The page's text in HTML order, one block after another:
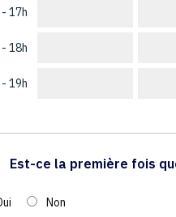
17h
18h
19h
Est-ce la première fois
Non